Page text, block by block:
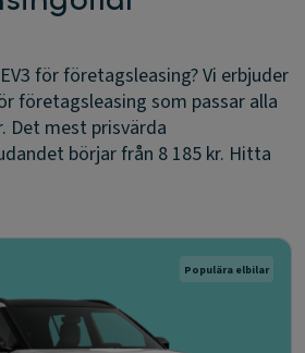
för företagsleasing? Vi erbjuder
företagsleasing som passar alla
Det mest prisvärda
börjar från 8 185 kr. Hitta
Populära elbilar